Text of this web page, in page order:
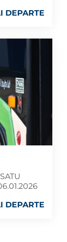
DEPARTE
DEPARTE